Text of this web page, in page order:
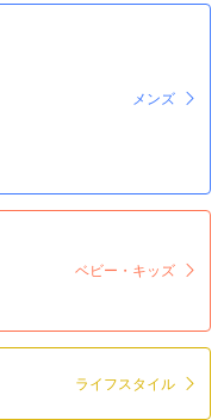
メンズ
ベビー・キッズ
ライフスタイル